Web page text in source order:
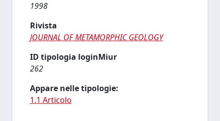
1998
Rivista
JOURNAL OF METAMORPHIC GEOLOGY
ID tipologia loginMiur
262
Appare nelle tipologie:
1.1 Articolo